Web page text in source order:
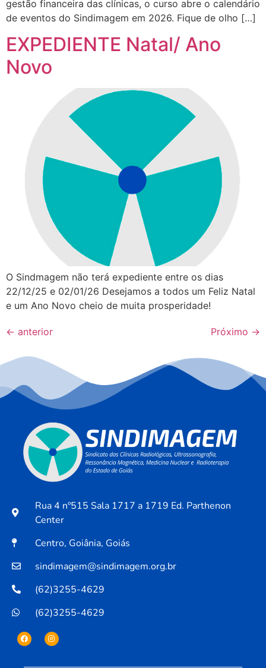
gestão financeira das clínicas, o curso abre o calendário
de eventos do Sindimagem em 2026. Fique de olho […]
EXPEDIENTE Natal/ Ano
Novo
O Sindmagem não terá expediente entre os dias
22/12/25 e 02/01/26 Desejamos a todos um Feliz Natal
e um Ano Novo cheio de muita prosperidade!
← anterior Próximo →
Rua 4 nº515 Sala 1717 a 1719 Ed. Parthenon
Center
Centro, Goiânia, Goiás
sindimagem@sindimagem.org.br
(62)3255-4629
(62)3255-4629